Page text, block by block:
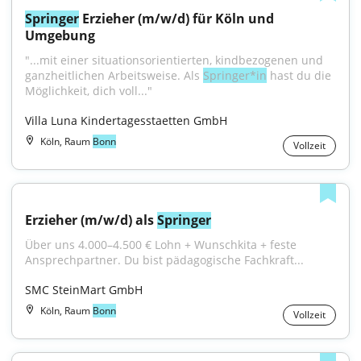
Springer Erzieher (m/w/d) für Köln und
Umgebung
"...mit einer situationsorientierten, kindbezogenen und
ganzheitlichen Arbeitsweise. Als Springer*in hast du die
Möglichkeit, dich voll..."
Villa Luna Kindertagesstaetten GmbH
Köln, Raum Bonn Vollzeit
Erzieher (m/w/d) als Springer
Über uns 4.000–4.500 € Lohn + Wunschkita + feste
Ansprechpartner. Du bist pädagogische Fachkraft...
SMC SteinMart GmbH
Köln, Raum Bonn Vollzeit